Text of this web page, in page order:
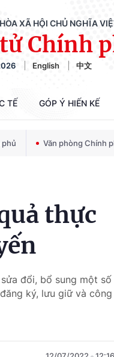
XÃ HỘI CHỦ NGHĨA
Chính
English 中文
TẾ GÓP Ý HIẾN KẾ
phủ Văn phòng Chính
thực
đổi, bổ sung một số
ký, lưu giữ và công